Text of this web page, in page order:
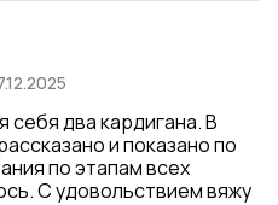
себя два кардигана. В
и показано по
по этапам всех
С удовольствием вяжу